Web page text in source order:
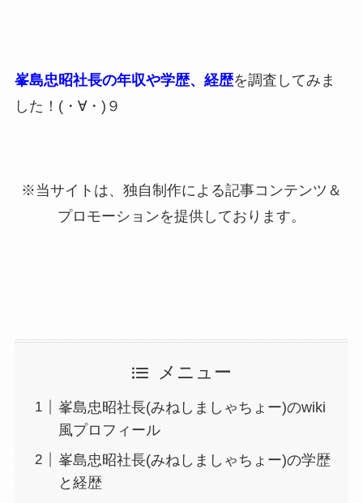
峯島忠昭社長の年収や学歴、経歴を調査してみま
した！(・∀・)９
※当サイトは、独自制作による記事コンテンツ＆
プロモーションを提供しております。
メニュー
峯島忠昭社長(みねしましゃちょー)のwiki
風プロフィール
峯島忠昭社長(みねしましゃちょー)の学歴
と経歴